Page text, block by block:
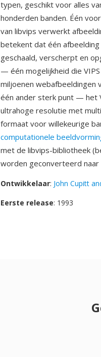
typen, geschikt voor alles
honderden banden. Één
van libvips verwerkt
betekent dat één
geschaald, verscherpt en
— één mogelijkheid die
miljoenen webafbeeldingen
één ander sterk punt — het
ultrahoge resolutie met
formaat voor willekeurige
computationele
met de libvips-bibliotheek
worden geconverteerd
Ontwikkelaar: John Cupitt
Eerste release: 1993